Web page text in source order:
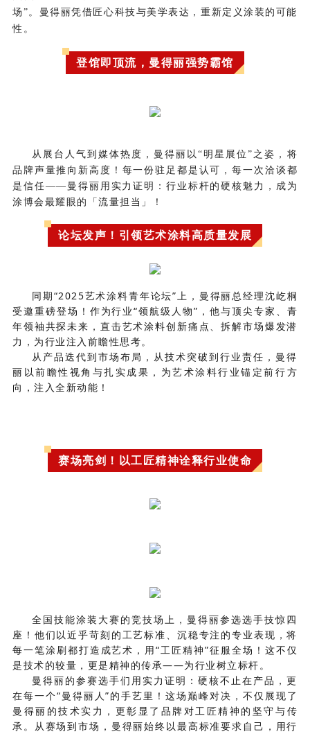
场”。曼得丽凭借匠心科技与美学表达，重新定义涂装的可能
性。
登馆即顶流，曼得丽强势霸馆
从展台人气到媒体热度，曼得丽以“明星展位”之姿，将
品牌声量推向新高度 ！每一份驻足都是认可，每一次洽谈都
是信任——曼得丽用实力证明：行业标杆的硬核魅力，成为
涂博会最耀眼的「流量担当」！
论坛发声！引领艺术涂料高质量发展
同期“2025艺术涂料青年论坛”上，曼得丽总经理沈屹桐
受邀重磅登场！作为行业“领航级人物”，他与顶尖专家、青
年领袖共探未来，直击艺术涂料创新痛点、拆解市场爆发潜
力，为行业注入前瞻性思考。
从产品迭代到市场布局，从技术突破到行业责任，曼得
丽以前瞻性视角与扎实成果，为艺术涂料行业锚定前行方
向，注入全新动能！
赛场亮剑！以工匠精神诠释行业使命
全国技能涂装大赛的竞技场上，曼得丽参选选手技惊四
座！他们以近乎苛刻的工艺标准、沉稳专注的专业表现，将
每一笔涂刷都打造成艺术，用“工匠精神”征服全场！这不仅
是技术的较量，更是精神的传承——为行业树立标杆。
曼得丽的参赛选手们用实力证明：硬核不止在产品，更
在每一个“曼得丽人”的手艺里！这场巅峰对决，不仅展现了
曼得丽的技术实力，更彰显了品牌对工匠精神的坚守与传
承。从赛场到市场，曼得丽始终以最高标准要求自己，用行